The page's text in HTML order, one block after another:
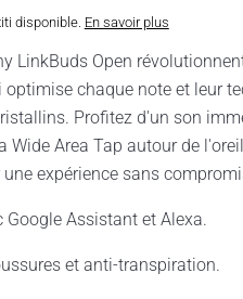
disponible. En savoir plus
LinkBuds Open
optimise chaque note et leur
Profitez d'un son
Wide Area Tap autour de
expérience sans
Google Assistant et Alexa.
et anti-transpiration.